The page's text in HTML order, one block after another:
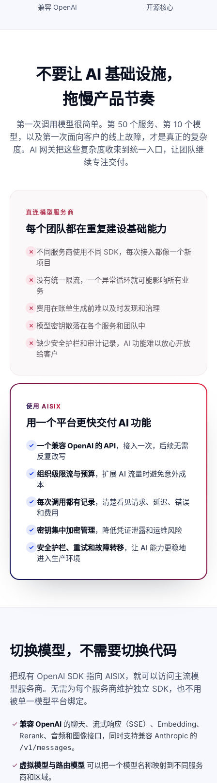
兼容 OpenAI 开源核心
不要让 AI 基础设施，
拖慢产品节奏
第一次调用模型很简单。第 50 个服务、第 10 个模
型，以及第一次面向客户的线上故障，才是真正的复杂
度。AI 网关把这些复杂度收束到统一入口，让团队继
续专注交付。
直连模型服务商
每个团队都在重复建设基础能力
不同服务商使用不同 SDK，每次接入都像一个新
项目
没有统一限流，一个异常循环就可能影响所有业
务
费用在账单生成前难以及时发现和治理
模型密钥散落在各个服务和团队中
缺少安全护栏和审计记录，AI 功能难以放心开放
给客户
使用 AISIX
用一个平台更快交付 AI 功能
一个兼容 OpenAI 的 API，接入一次，后续无需
反复改写
组织级限流与预算，扩展 AI 流量时避免意外成
本
每次调用都有记录，清楚看见请求、延迟、错误
和费用
密钥集中加密管理，降低凭证泄露和运维风险
安全护栏、重试和故障转移，让 AI 能力更稳地
进入生产环境
切换模型，不需要切换代码
把现有 OpenAI SDK 指向 AISIX，就可以访问主流模
型服务商。无需为每个服务商维护独立 SDK，也不用
被单一模型平台绑定。
兼容 OpenAI 的聊天、流式响应（SSE）、Embedding、
Rerank、音频和图像接口，同时支持兼容 Anthropic 的
/v1/messages。
虚拟模型与路由模型 可以把一个模型名称映射到不同服务
商和区域。